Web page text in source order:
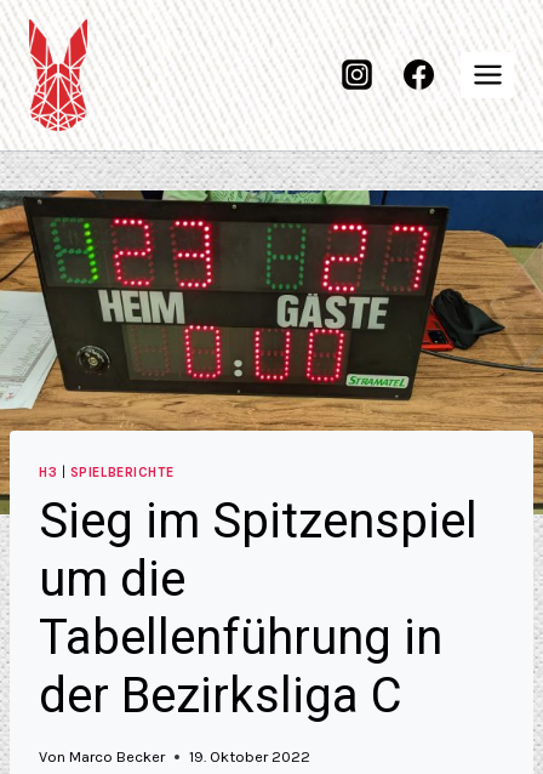
H3 SPIELBERICHTE
Sieg im Spitzenspiel
um die
Tabellenführung in
der Bezirksliga C
Von Marco Becker 19. Oktober 2022